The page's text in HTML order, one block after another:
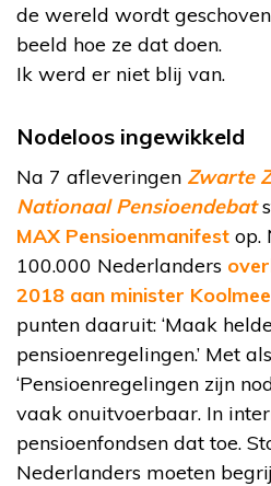
de wereld wordt
beeld hoe ze dat doen.
Ik werd er niet blij van.
Nodeloos ingewikkeld
Na 7 afleveringen Zwarte
Nationaal Pensioendebat
MAX Pensioenmanifest op.
100.000 Nederlanders
2018 aan minister
punten daaruit: ‘Maak
pensioenregelingen.’ Met
‘Pensioenregelingen zijn
vaak onuitvoerbaar. In
pensioenfondsen dat toe.
Nederlanders moeten